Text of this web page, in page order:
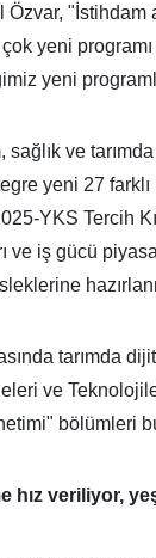
yeni
yeni
ve
yeni 27 farklı
YKS Tercih
iş gücü
tarımda
ve
bölümleri
hız veriliyor,